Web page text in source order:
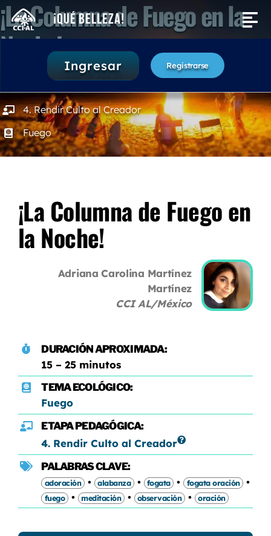
Saltar
al
contenido
¡Qué Belleza!
Actividades
Buscar:
Ingresar Registrarse
¡La Columna de Fuego en la
Noche!
4. Rendir Culto al Creador
Fuego
¡La Columna de Fuego en
la Noche!
Adriana Carolina Martínez
Martínez
CCI AL/México
DURACIÓN APROXIMADA:
15 – 25 minutos
TEMA ECOLÓGICO:
Fuego
ETAPA PEDAGÓGICA:
4. Rendir Culto al Creador
PALABRAS CLAVE:
adoración • alabanza • fogata • fogata oración •
fuego • meditación • observación • oración